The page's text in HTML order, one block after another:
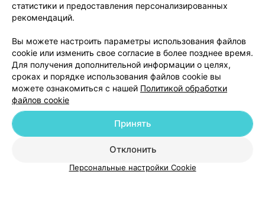
Вакансии
Партнеры
Написать в поддержку
Персональные настройки cookie
Обработка персональных данных
г. Минск, улица Толбухина, 2, пом. 16 | help@103.by
ВЫ ВЛАДЕЛЕЦ?
статистики и предоставления персонализированных
рекомендаций.
Вы можете настроить параметры использования файлов
cookie или изменить свое согласие в более позднее время.
Для получения дополнительной информации о целях,
сроках и порядке использования файлов cookie вы
можете ознакомиться с нашей Политикой обработки
файлов cookie
Отклонить
Принять
Персональные настройки Cookie